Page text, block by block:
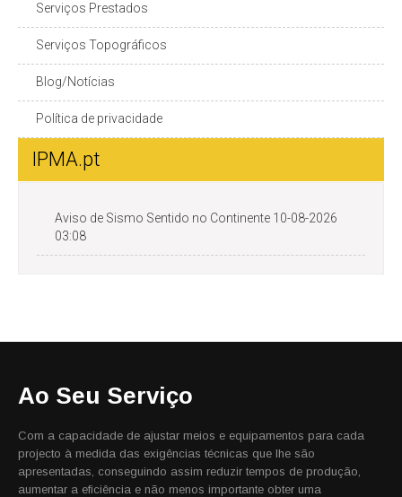
Serviços Prestados
Serviços Topográficos
Blog/Notícias
Política de privacidade
IPMA.pt
Aviso de Sismo Sentido no Continente 10-08-2026
03:08
Ao Seu Serviço
Com a capacidade de ajustar meios e equipamentos para cada
projecto à medida das exigências técnicas que lhe são
apresentadas, conseguindo assim reduzir tempos de produção,
aumentar a eficiência e não menos importante obter uma